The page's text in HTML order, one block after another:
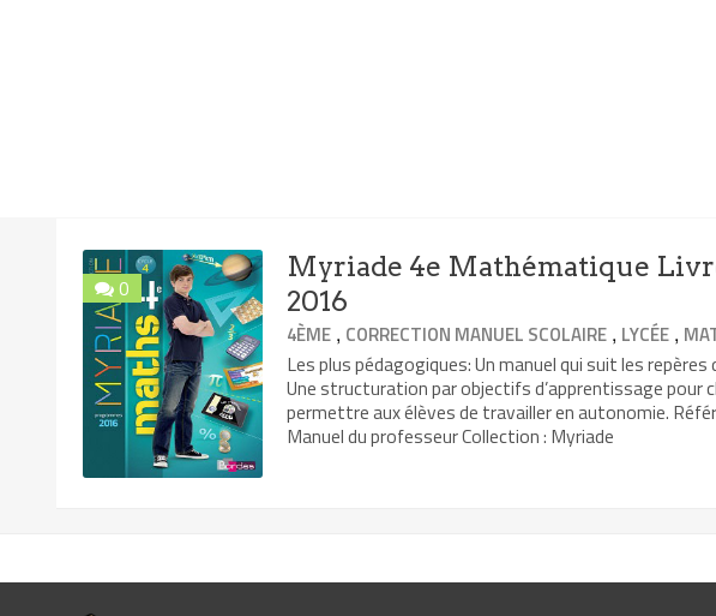
0
Myriade 4e Mathématique
2016
4ÈME , CORRECTION MANUEL SCOLAIRE , LYCÉE ,
Les plus pédagogiques: Un manuel qui suit les
Une structuration par objectifs d’apprentissage pour
permettre aux élèves de travailler en autonomie.
Manuel du professeur Collection : Myriade